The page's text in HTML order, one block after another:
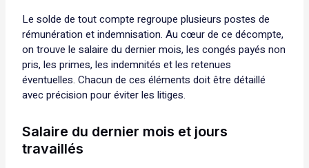
Le solde de tout compte regroupe plusieurs postes de
rémunération et indemnisation. Au cœur de ce décompte,
on trouve le salaire du dernier mois, les congés payés non
pris, les primes, les indemnités et les retenues
éventuelles. Chacun de ces éléments doit être détaillé
avec précision pour éviter les litiges.
Salaire du dernier mois et jours
travaillés